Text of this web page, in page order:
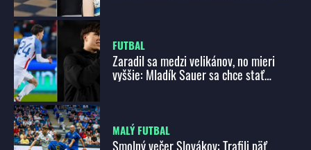
FUTBAL
Zaradil sa medzi velikánov, no mieri
vyššie: Mladík Sauer sa chce stať
MALÝ FUTBAL
Smolný večer Slovákov: Trafili päť